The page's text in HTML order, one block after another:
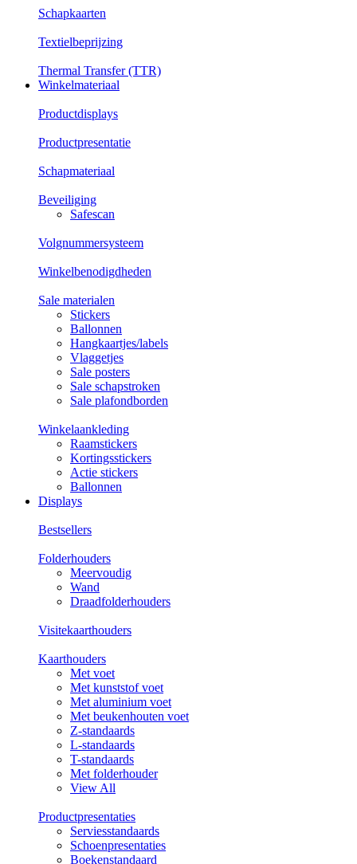
Schapkaarten
Textielbeprijzing
Thermal Transfer (TTR)
Winkelmateriaal
Productdisplays
Productpresentatie
Schapmateriaal
Beveiliging
Safescan
Volgnummersysteem
Winkelbenodigdheden
Sale materialen
Stickers
Ballonnen
Hangkaartjes/labels
Vlaggetjes
Sale posters
Sale schapstroken
Sale plafondborden
Winkelaankleding
Raamstickers
Kortingsstickers
Actie stickers
Ballonnen
Displays
Bestsellers
Folderhouders
Meervoudig
Wand
Draadfolderhouders
Visitekaarthouders
Kaarthouders
Met voet
Met kunststof voet
Met aluminium voet
Met beukenhouten voet
Z-standaards
L-standaards
T-standaards
Met folderhouder
View All
Productpresentaties
Serviesstandaards
Schoenpresentaties
Boekenstandaard